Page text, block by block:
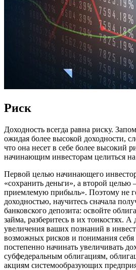
Риск
Доходность всегда равна риску.
ожидая более высокой доходности,
что она несет в себе более высокий
начинающим инвесторам целиться
Первой целью начинающего
«сохранить деньги», а второй
приемлемую прибыль». Поэтому не
доходностью, научитесь сначала
банковского депозита: освойте
займа, разберитесь в их тонкостях. А
увеличения ваших познаний в
возможных рисков и понимания
постепенно начинать увеличивать
субфедеральным облигациям,
акциям системообразующих